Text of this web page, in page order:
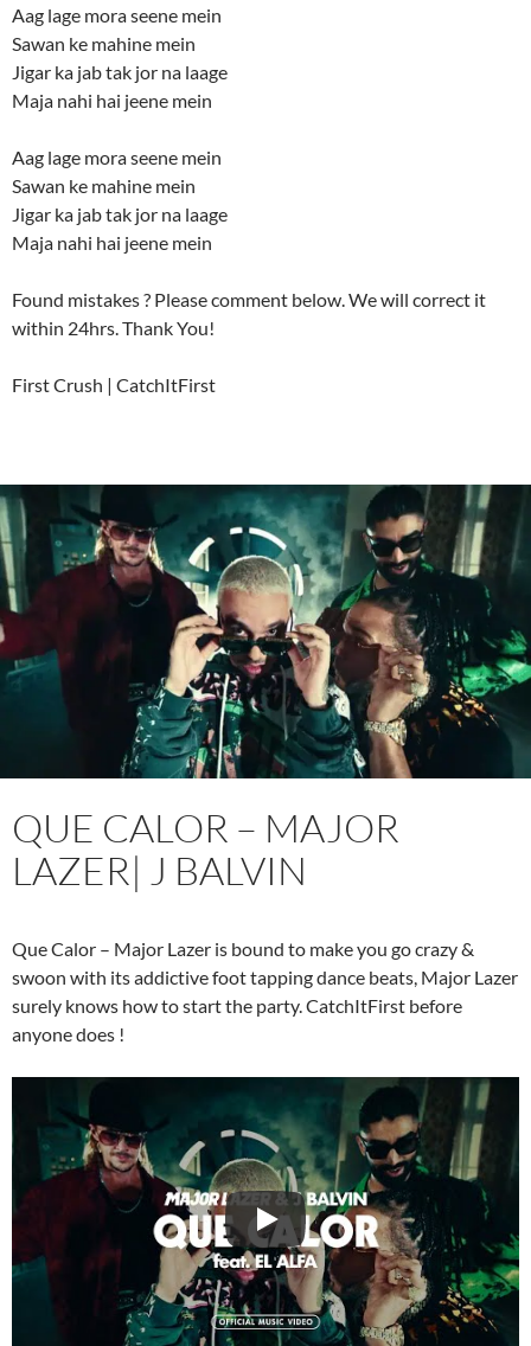
Aag lage mora seene mein
Sawan ke mahine mein
Jigar ka jab tak jor na laage
Maja nahi hai jeene mein
Aag lage mora seene mein
Sawan ke mahine mein
Jigar ka jab tak jor na laage
Maja nahi hai jeene mein
Found mistakes ? Please comment below. We will correct it
within 24hrs. Thank You!
First Crush | CatchItFirst
QUE CALOR – MAJOR
LAZER| J BALVIN
Que Calor – Major Lazer is bound to make you go crazy &
swoon with its addictive foot tapping dance beats, Major Lazer
surely knows how to start the party. CatchItFirst before
anyone does !